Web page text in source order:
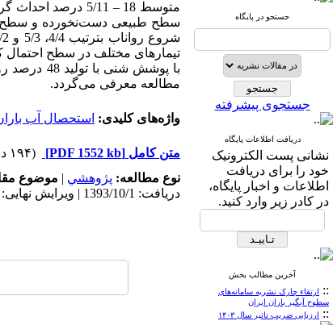
جستجو در پایگاه
جستجوی پیشرفته
دریافت اطلاعات پایگاه
نشانی پست الکترونیک
خود را برای دریافت
اطلاعات و اخبار پایگاه،
در کادر زیر وارد کنید.
آخرین مطالب بخش
:: ارتقاء چارک نشریه سامانه‌های
سطوح آبگیر باران ایران
:: ارزیابی ضریب تاثیر سال ۱۴۰۳
تیمارهای مختلف در سطح احتمال
مطالعه معرفی می‌گردد.
واژه‌های کلیدی: استحصال آب
متن کامل [PDF 1552 kb]
(۱۹۴ دریافت)
نوع مطالعه: پژوهشي | موضوع
دریافت: 1393/10/1 | ویرایش نهایی: 1394/5/13 | پذیرش: 1393/12/27 | انتشار الکترونیک: 1393/12/28